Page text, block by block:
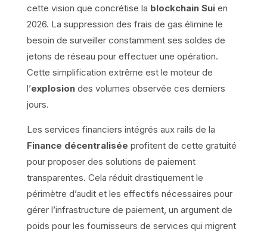
cette vision que concrétise la blockchain Suien
2026. La suppression des frais de gas élimine le
besoin de surveiller constamment ses soldes de
jetons de réseau pour effectuer une opération.
Cette simplification extrême est le moteur de
l’explosiondes volumes observée ces derniers
jours.
Les services financiers intégrés aux rails de la
Finance décentralisée profitent de cette gratuité
pour proposer des solutions de paiement
transparentes. Cela réduit drastiquement le
périmètre d’audit et les effectifs nécessaires pour
gérer l’infrastructure de paiement, un argument de
poids pour les fournisseurs de services qui migrent